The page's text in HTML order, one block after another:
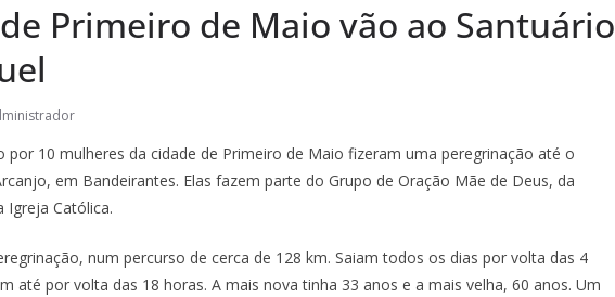
Primeiro de Maio vão ao Santuário
mulheres da cidade de Primeiro de Maio fizeram uma peregrinação até o
em Bandeirantes. Elas fazem parte do Grupo de Oração Mãe de Deus, da
Igreja Católica.
num percurso de cerca de 128 km. Saiam todos os dias por volta das 4
até por volta das 18 horas. A mais nova tinha 33 anos e a mais velha, 60 anos. Um